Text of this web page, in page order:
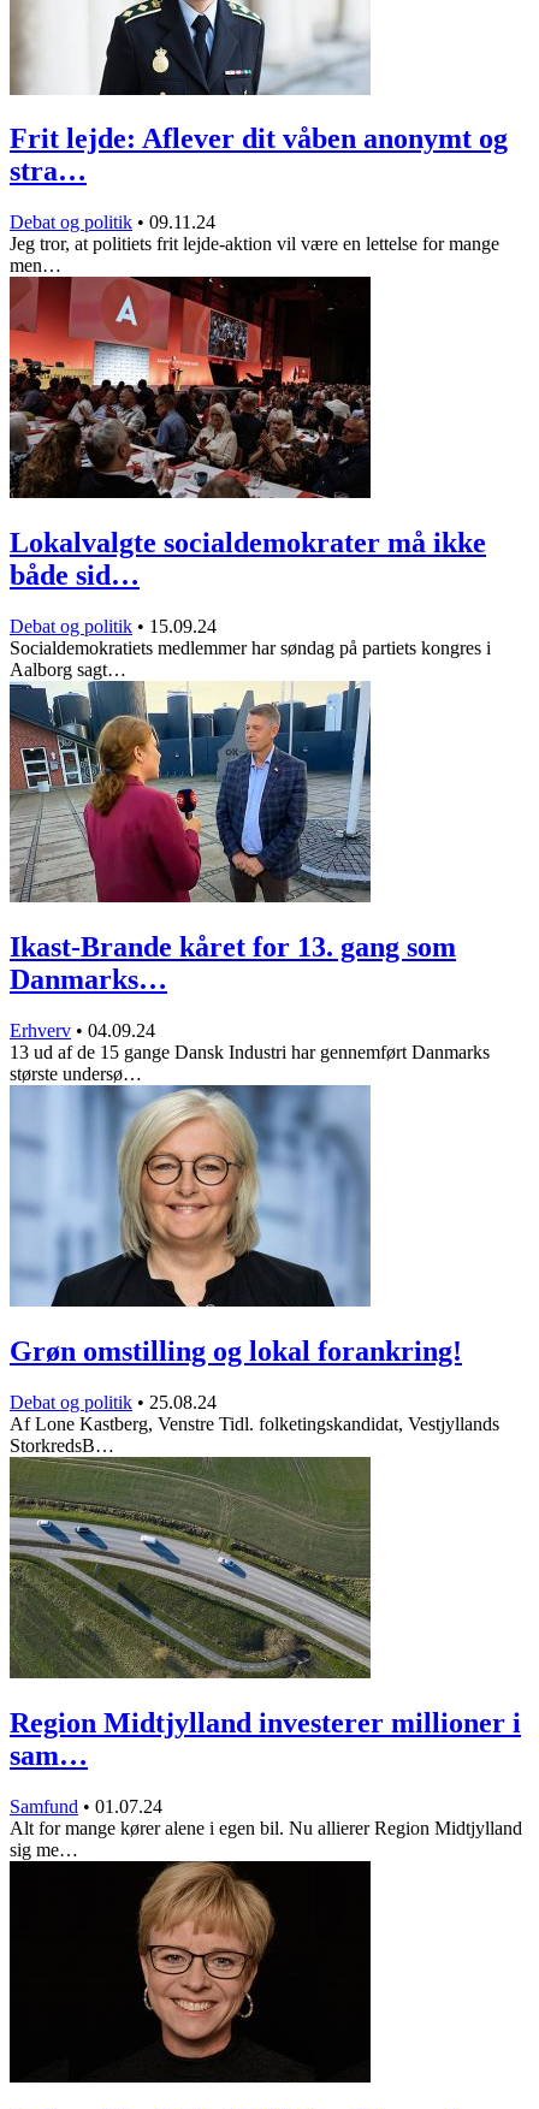
Frit lejde: Aflever dit våben anonymt og
stra…
Debat og politik • 09.11.24
Jeg tror, at politiets frit lejde-aktion vil være en lettelse for mange
men…
Lokalvalgte socialdemokrater må ikke
både sid…
Debat og politik • 15.09.24
Socialdemokratiets medlemmer har søndag på partiets kongres i
Aalborg sagt…
Ikast-Brande kåret for 13. gang som
Danmarks…
Erhverv • 04.09.24
13 ud af de 15 gange Dansk Industri har gennemført Danmarks
største undersø…
Grøn omstilling og lokal forankring!
Debat og politik • 25.08.24
Af Lone Kastberg, Venstre Tidl. folketingskandidat, Vestjyllands
StorkredsB…
Region Midtjylland investerer millioner i
sam…
Samfund • 01.07.24
Alt for mange kører alene i egen bil. Nu allierer Region Midtjylland
sig me…